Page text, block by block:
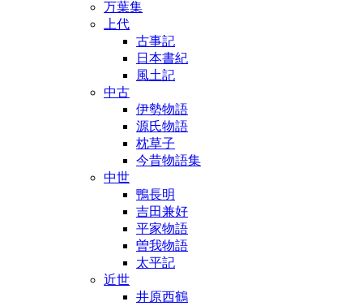
万葉集
上代
古事記
日本書紀
風土記
中古
伊勢物語
源氏物語
枕草子
今昔物語集
中世
鴨長明
吉田兼好
平家物語
曽我物語
太平記
近世
井原西鶴